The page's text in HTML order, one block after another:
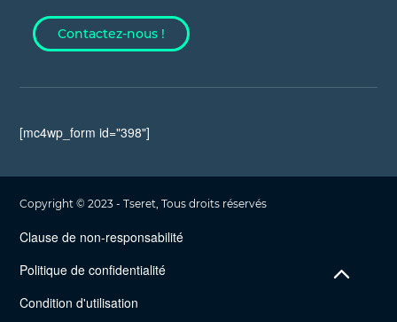
Contactez-nous !
[mc4wp_form id="398"]
Copyright © 2023 - Tseret, Tous droits réservés
Clause de non-responsabilité
Politique de confidentialité
Condition d'utilisation